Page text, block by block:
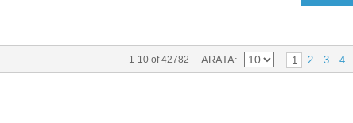
1-10 of 42782 ARATA 1 2 3 4